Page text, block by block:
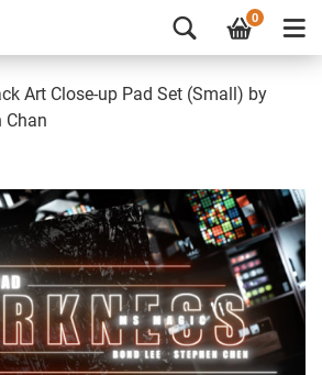
0
Art Close-up Pad Set (Small) by
Chan